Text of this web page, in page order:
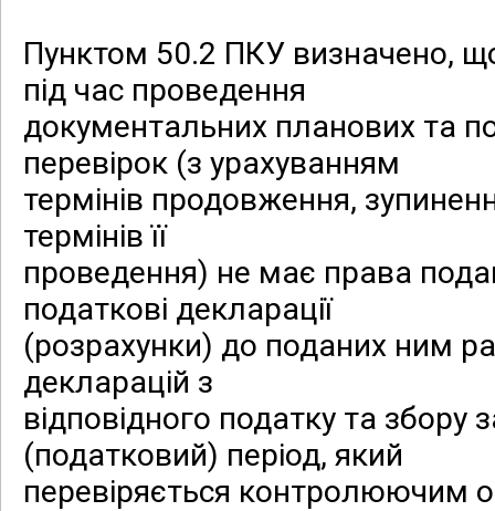
Пунктом 50.2 ПКУ визначено,
під час проведення
документальних планових та
перевірок (з урахуванням
термінів продовження,
термінів її
проведення) не має права
податкові декларації
(розрахунки) до поданих ним
декларацій з
відповідного податку та збору
(податковий) період, який
перевіряється контролюючим